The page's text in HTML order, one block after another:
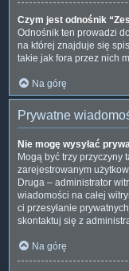
Czym jest odnośnik
Odnośnik ten prowadzi
na której znajduje się
takie jak fora przez nich
Na górę
Prywatne
Nie mogę wysyłać
Mogą być trzy przyczyny
zarejestrowanym
Druga – administrator
wiadomości na całej
ci przesyłanie
skontaktuj się z
Na górę